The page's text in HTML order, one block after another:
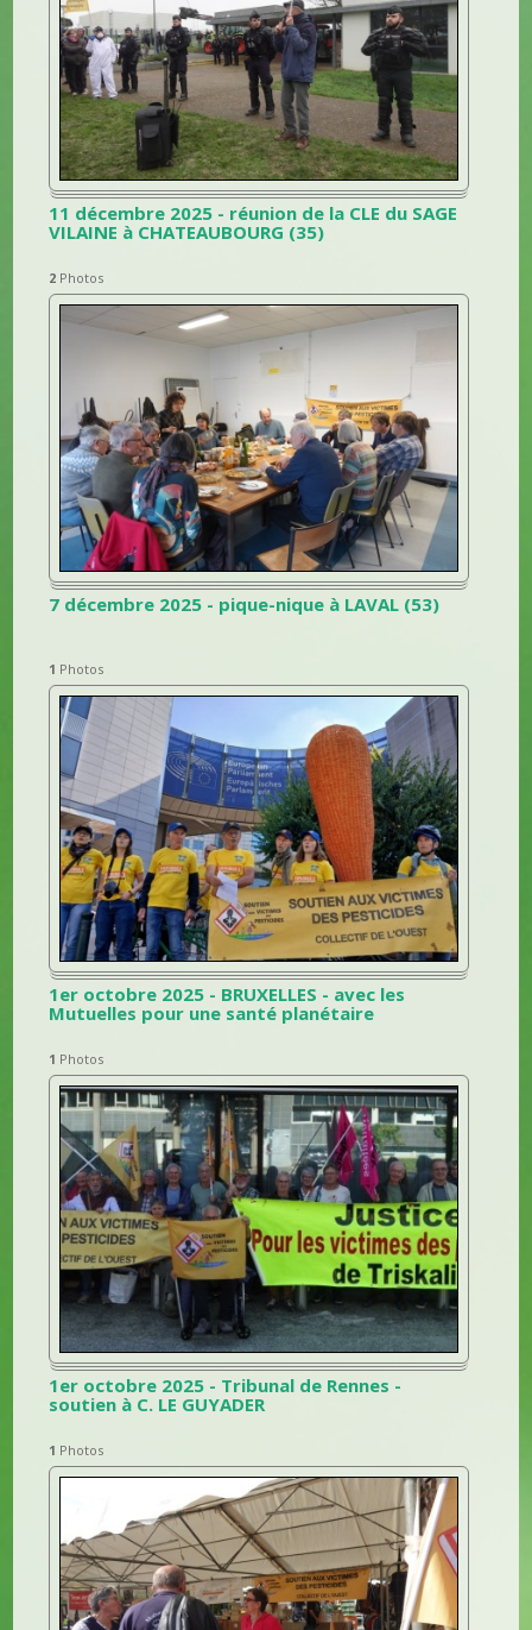
11 décembre 2025 - réunion de la CLE du SAGE
VILAINE à CHATEAUBOURG (35)
2 Photos
7 décembre 2025 - pique-nique à LAVAL (53)
1 Photos
1er octobre 2025 - BRUXELLES - avec les
Mutuelles pour une santé planétaire
1 Photos
1er octobre 2025 - Tribunal de Rennes -
soutien à C. LE GUYADER
1 Photos